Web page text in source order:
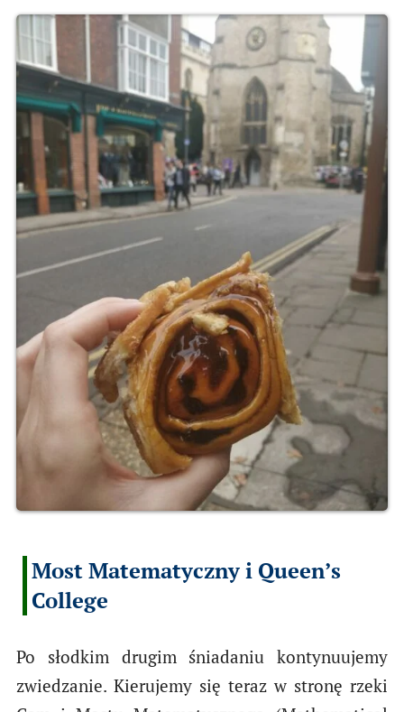
Most Matematyczny i Queen’s
College
Po słodkim drugim śniadaniu kontynuujemy
zwiedzanie. Kierujemy się teraz w stronę rzeki